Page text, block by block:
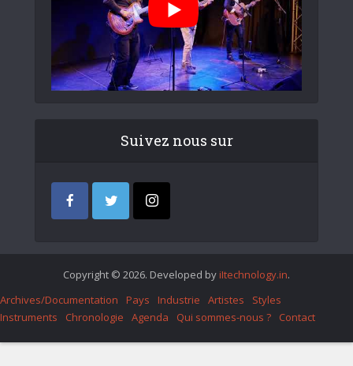
Suivez nous sur
Copyright © 2026. Developed by iItechnology.in.
Archives/Documentation
Pays Industrie Artistes
Styles
Instruments
Chronologie Agenda Qui sommes-nous ? Contact